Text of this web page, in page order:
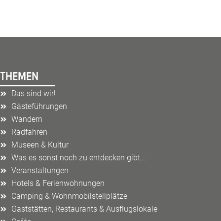
THEMEN
Das sind wir!
Gästeführungen
Wandern
Radfahren
Museen & Kultur
Was es sonst noch zu entdecken gibt...
Veranstaltungen
Hotels & Ferienwohnungen
Camping & Wohnmobilstellplätze
Gaststätten, Restaurants & Ausflugslokale